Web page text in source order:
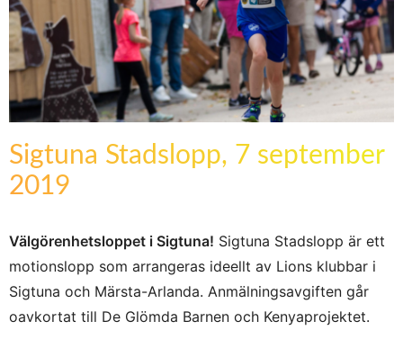
Sigtuna Stadslopp, 7 september
2019
Välgörenhetsloppet i Sigtuna! Sigtuna Stadslopp är ett
motionslopp som arrangeras ideellt av Lions klubbar i
Sigtuna och Märsta-Arlanda. Anmälningsavgiften går
oavkortat till De Glömda Barnen och Kenyaprojektet.